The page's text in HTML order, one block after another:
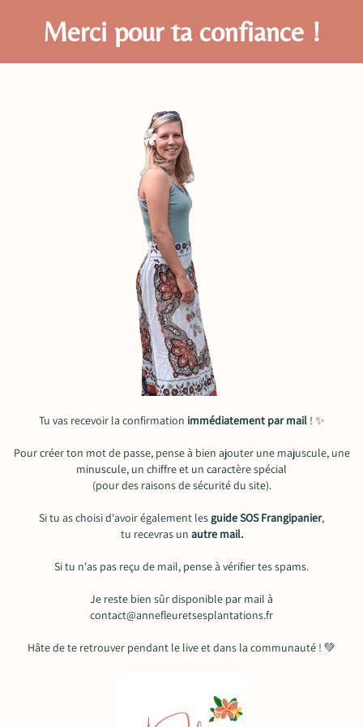
Merci pour ta confiance !
Tu vas recevoir la confirmation immédiatement par mail ! ✨
Pour créer ton mot de passe, pense à bien ajouter une majuscule, une
minuscule, un chiffre et un caractère spécial
(pour des raisons de sécurité du site).
Si tu as choisi d'avoir également les guide SOS Frangipanier,
tu recevras un autre mail.
Si tu n'as pas reçu de mail, pense à vérifier tes spams.
Je reste bien sûr disponible par mail à
contact@annefleuretsesplantations.fr
Hâte de te retrouver pendant le live et dans la communauté ! 💚